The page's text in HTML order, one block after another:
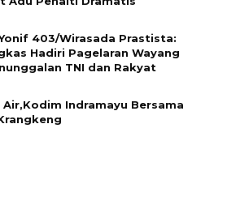
403/Wirasada Prastista:
Hadiri Pagelaran Wayang
TNI dan Rakyat
Indramayu Bersama